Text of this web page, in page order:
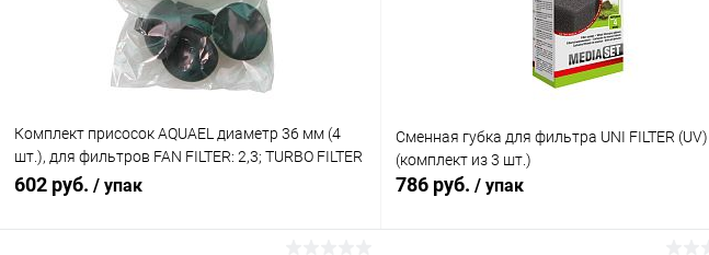
Комплект присосок AQUAEL диаметр 36 мм (4
шт.), для фильтров FAN FILTER: 2,3; TURBO FILTER
1000,1500,2000; UNI FILTER (UV), CIRCULATOR
602 руб. / упак
Сменная губка для фильтра UNI FILTER
(комплект из 3 шт.)
786 руб. / упак